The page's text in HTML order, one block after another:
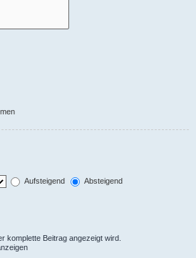
Aufsteigend
Absteigend
komplette Beitrag angezeigt wird.